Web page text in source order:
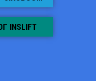
INSLIFT